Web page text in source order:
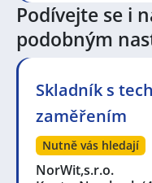
Podívejte se i
podobným
Skladník s
zaměřením
Nutně vás hledají
NorWit,s.r.o.